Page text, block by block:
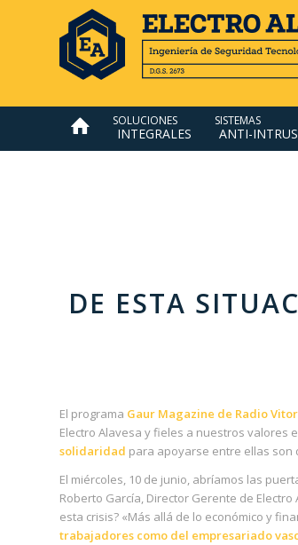
SOLUCIONES
INTEGRALES
SISTEMAS
ANTI-
DE ESTA
El programa Gaur Magazine de Radio
Electro Alavesa y fieles a nuestros valores
solidaridad para apoyarse entre ellas son
El miércoles, 10 de junio, abríamos las
Roberto García, Director Gerente de
esta crisis? «Más allá de lo económico y
trabajadores como del empresariado